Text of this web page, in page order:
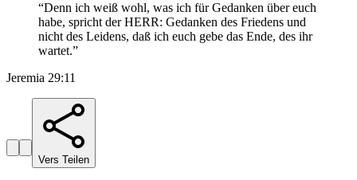
“Denn ich weiß wohl, was ich für Gedanken über euch
habe, spricht der HERR: Gedanken des Friedens und
nicht des Leidens, daß ich euch gebe das Ende, des ihr
wartet.”
Jeremia 29:11
Vers Teilen